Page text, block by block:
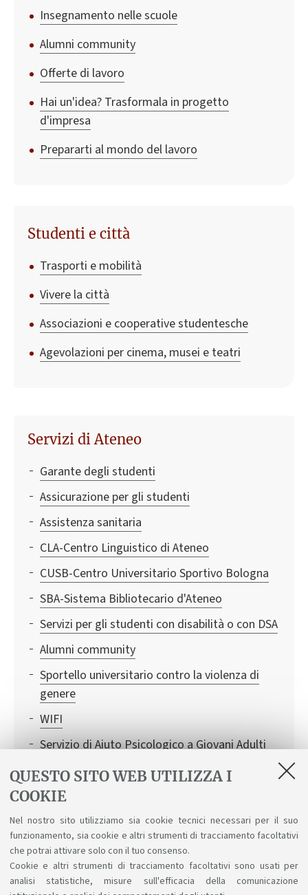
QUESTO SITO WEB UTILIZZA I
COOKIE
Nel nostro sito utilizziamo sia cookie tecnici necessari per il suo
funzionamento, sia cookie e altri strumenti di tracciamento facoltativi
che potrai attivare solo con il tuo consenso.
Cookie e altri strumenti di tracciamento facoltativi sono usati per
analisi statistiche, misure sull'efficacia della comunicazione
Insegnamento nelle scuole
Alumni community
Offerte di lavoro
Hai un'idea? Trasformala in progetto
d'impresa
Prepararti al mondo del lavoro
Studenti e città
Trasporti e mobilità
Vivere la città
Associazioni e cooperative studentesche
Agevolazioni per cinema, musei e teatri
Servizi di Ateneo
Garante degli studenti
Assicurazione per gli studenti
Assistenza sanitaria
CLA-Centro Linguistico di Ateneo
CUSB-Centro Universitario Sportivo Bologna
SBA-Sistema Bibliotecario d'Ateneo
Servizi per gli studenti con disabilità o con DSA
Alumni community
Sportello universitario contro la violenza di
genere
WIFI
Servizio di Aiuto Psicologico a Giovani Adulti
SMA- Sistema Museale d'Ateneo
Consigliera di Fiducia: un aiuto in caso di
discriminazioni, molestie sessuali e
psicologiche